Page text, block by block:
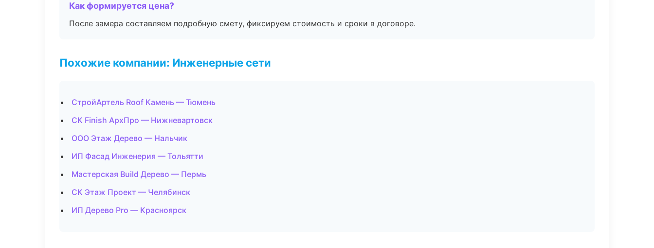
Как формируется цена?
После замера составляем подробную смету, фиксируем стоимость и сроки в договоре.
Похожие компании: Инженерные сети
СтройАртель Roof Камень — Тюмень
СК Finish АрхПро — Нижневартовск
ООО Этаж Дерево — Нальчик
ИП Фасад Инженерия — Тольятти
Мастерская Build Дерево — Пермь
СК Этаж Проект — Челябинск
ИП Дерево Pro — Красноярск